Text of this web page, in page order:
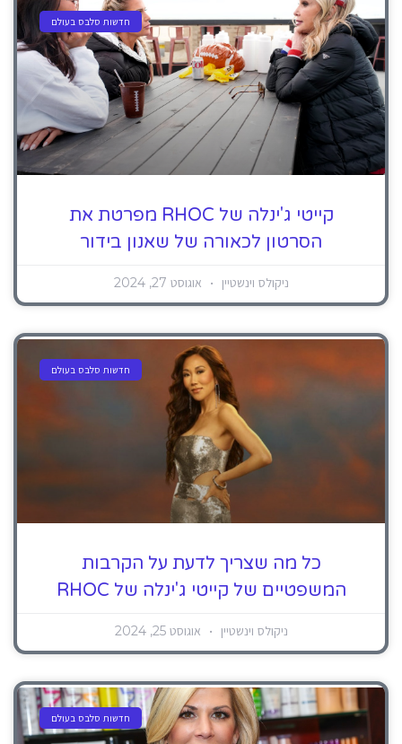
חדשות סלבס בעולם
קייטי ג'ינלה של RHOC מפרטת את
הסרטון לכאורה של שאנון בידור
ניקולס וינשטיין אוגוסט 27, 2024
חדשות סלבס בעולם
כל מה שצריך לדעת על הקרבות
המשפטיים של קייטי ג'ינלה של RHOC
ניקולס וינשטיין אוגוסט 25, 2024
חדשות סלבס בעולם